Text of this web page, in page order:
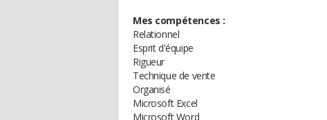
Mes compétences :
Relationnel
Esprit d'équipe
Rigueur
Technique de vente
Organisé
Microsoft Excel
Microsoft Word